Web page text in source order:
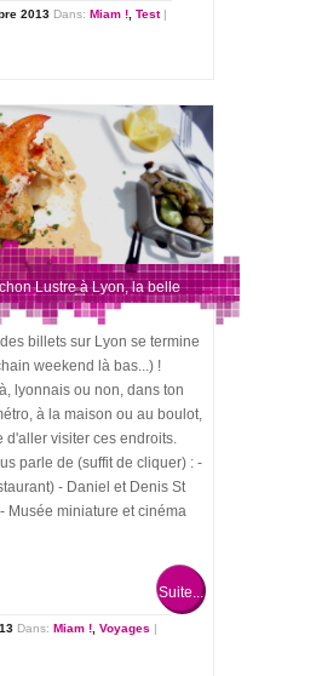
2013 Dans: Miam !, Test |
Lustre à Lyon, la belle
billets sur Lyon se termine
weekend là bas...) !
lyonnais ou non, dans ton
à la maison ou au boulot,
d'aller visiter ces endroits.
parle de (suffit de cliquer) : -
- Daniel et Denis St
Musée miniature et cinéma
Suite...
Dans: Miam !, Voyages |